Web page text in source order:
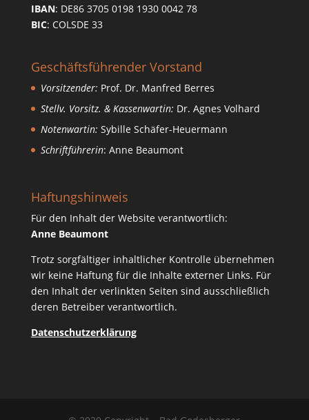
IBAN: DE86 3705 0198 1930 0042 78
BIC: COLSDE 33
Geschäftsführender Vorstand
Vorsitzender: Prof. Dr. Manfred Berres
Stellv. Vorsitz. & Kassenwartin: Dr. Agnes Volhard
Notenwartin: Sybille Schäfer-Heuermann
Schriftführerin: Anne Beaumont
Haftungshinweis
Für den Inhalt der Website verantwortlich:
Anne Beaumont
Trotz sorgfältiger inhaltlicher Kontrolle übernehmen
wir keine Haftung für die Inhalte externer Links. Für
den Inhalt der verlinkten Seiten sind ausschließlich
deren Betreiber verantwortlich.
Datenschutzerklärung